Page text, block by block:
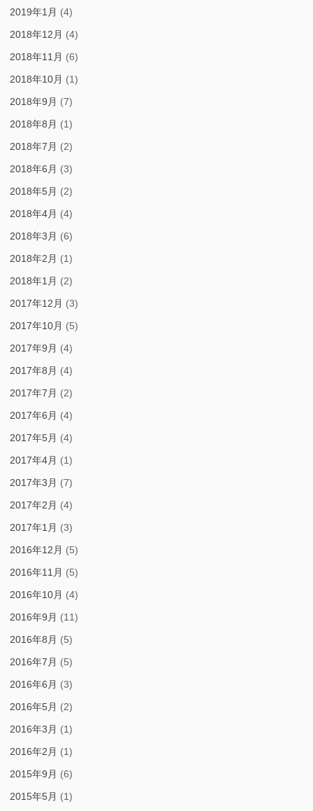
2019年1月 (4)
2018年12月 (4)
2018年11月 (6)
2018年10月 (1)
2018年9月 (7)
2018年8月 (1)
2018年7月 (2)
2018年6月 (3)
2018年5月 (2)
2018年4月 (4)
2018年3月 (6)
2018年2月 (1)
2018年1月 (2)
2017年12月 (3)
2017年10月 (5)
2017年9月 (4)
2017年8月 (4)
2017年7月 (2)
2017年6月 (4)
2017年5月 (4)
2017年4月 (1)
2017年3月 (7)
2017年2月 (4)
2017年1月 (3)
2016年12月 (5)
2016年11月 (5)
2016年10月 (4)
2016年9月 (11)
2016年8月 (5)
2016年7月 (5)
2016年6月 (3)
2016年5月 (2)
2016年3月 (1)
2016年2月 (1)
2015年9月 (6)
2015年5月 (1)